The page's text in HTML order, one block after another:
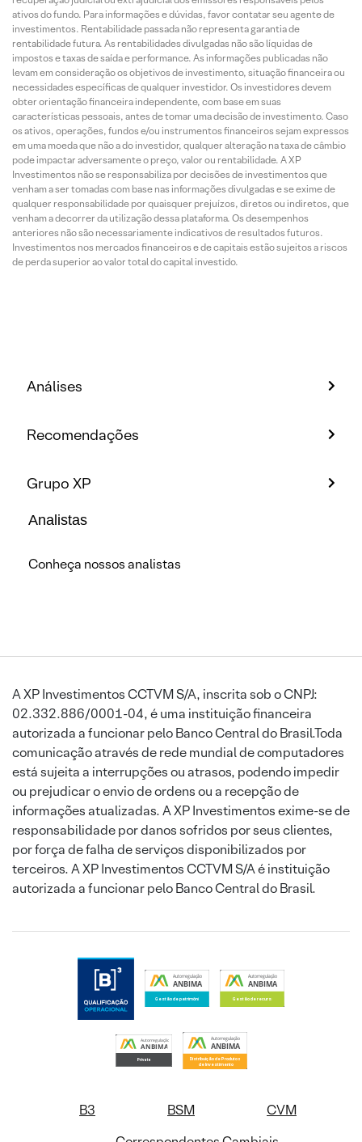
ativos do fundo. Para informações e dúvidas, favor contatar seu agente de
investimentos. Rentabilidade passada não representa garantia de
rentabilidade futura. As rentabilidades divulgadas não são líquidas de
impostos e taxas de saída e performance. As informações publicadas não
levam em consideração os objetivos de investimento, situação financeira ou
necessidades específicas de qualquer investidor. Os investidores devem
obter orientação financeira independente, com base em suas
características pessoais, antes de tomar uma decisão de investimento. Caso
os ativos, operações, fundos e/ou instrumentos financeiros sejam expressos
em uma moeda que não a do investidor, qualquer alteração na taxa de câmbio
pode impactar adversamente o preço, valor ou rentabilidade. A XP
Investimentos não se responsabiliza por decisões de investimentos que
venham a ser tomadas com base nas informações divulgadas e se exime de
qualquer responsabilidade por quaisquer prejuízos, diretos ou indiretos, que
venham a decorrer da utilização dessa plataforma. Os desempenhos
anteriores não são necessariamente indicativos de resultados futuros.
Investimentos nos mercados financeiros e de capitais estão sujeitos a riscos
de perda superior ao valor total do capital investido.
Análises
Recomendações
Grupo XP
Analistas
Conheça nossos analistas
A XP Investimentos CCTVM S/A, inscrita sob o CNPJ:
02.332.886/0001-04, é uma instituição financeira
autorizada a funcionar pelo Banco Central do Brasil.Toda
comunicação através de rede mundial de computadores
está sujeita a interrupções ou atrasos, podendo impedir
ou prejudicar o envio de ordens ou a recepção de
informações atualizadas. A XP Investimentos exime-se de
responsabilidade por danos sofridos por seus clientes,
por força de falha de serviços disponibilizados por
terceiros. A XP Investimentos CCTVM S/A é instituição
autorizada a funcionar pelo Banco Central do Brasil.
B3 BSM
CVM